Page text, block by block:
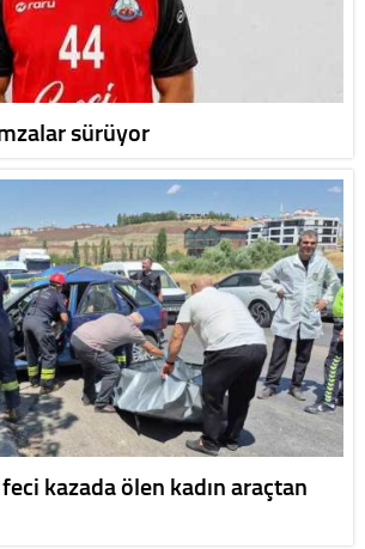
sürüyor
kazada ölen kadın araçtan